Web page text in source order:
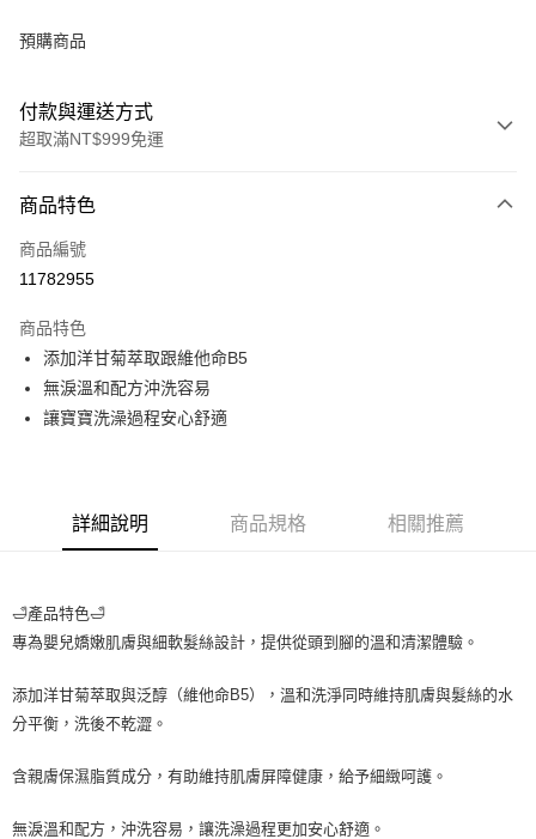
預購商品
付款與運送方式
超取滿NT$999免運
信用卡一次付款
超商取貨付款
Apple Pay
街口支付
ATM付款
全家取貨付款
全家純取貨 (先付款
每筆NT$80，滿NT$999(含以上)免運費
7-11取貨付款
商品特色
商品編號
11782955
商品特色
添加洋甘菊萃取跟維他命B5
無淚溫和配方沖洗容易
讓寶寶洗澡過程安心舒適
詳細說明 商品規格 相關推薦
🛁產品特色🛁
專為嬰兒嬌嫩肌膚與細軟髮絲設計，提供從頭到腳的溫和清潔體驗。
添加洋甘菊萃取與泛醇（維他命B5），溫和洗淨同時維持肌膚與髮絲的水
分平衡，洗後不乾澀。
含親膚保濕脂質成分，有助維持肌膚屏障健康，給予細緻呵護。
無淚溫和配方，沖洗容易，讓洗澡過程更加安心舒適。